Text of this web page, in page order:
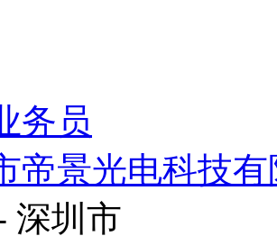
务员
帝景光电科技
深圳市